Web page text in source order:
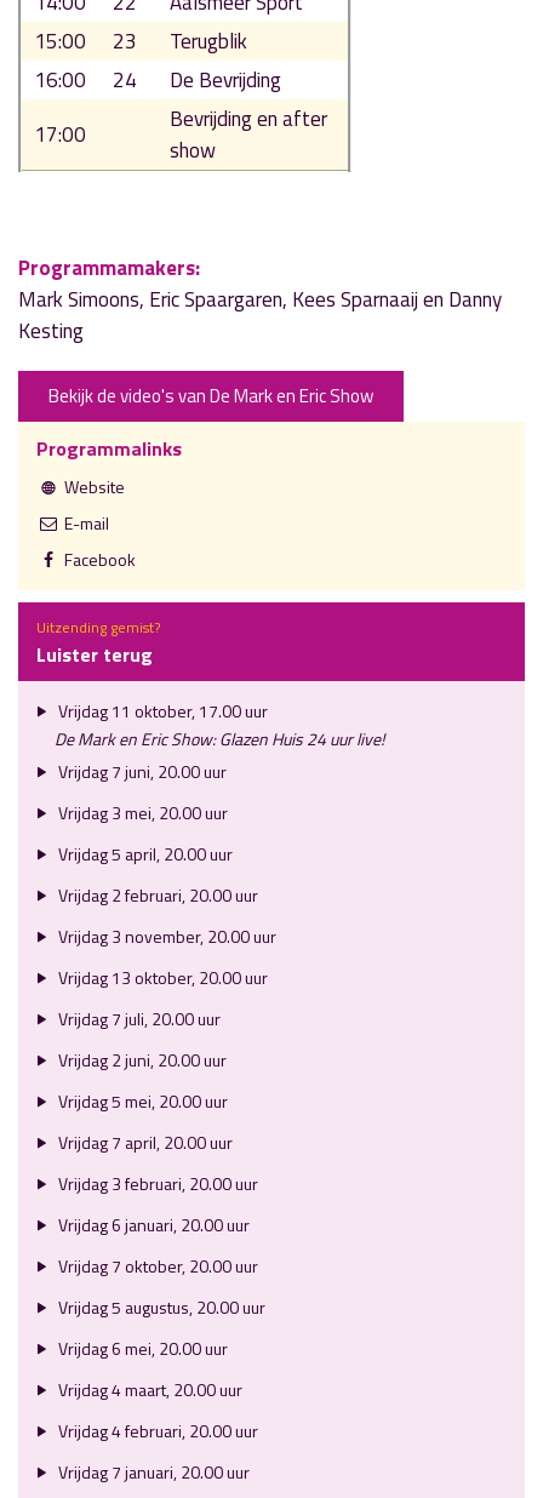
15:00
23
Terugblik
16:00
24
De Bevrijding
17:00
Bevrijding en after
show
Programmamakers:
Mark Simoons, Eric Spaargaren, Kees Sparnaaij en Danny
Kesting
Bekijk de video's van De Mark en Eric Show
Programmalinks
Website
E-mail
Facebook
Uitzending gemist?
Luister terug
Vrijdag 11 oktober, 17.00 uur
De Mark en Eric Show: Glazen Huis 24 uur live!
Vrijdag 7 juni, 20.00 uur
Vrijdag 3 mei, 20.00 uur
Vrijdag 5 april, 20.00 uur
Vrijdag 2 februari, 20.00 uur
Vrijdag 3 november, 20.00 uur
Vrijdag 13 oktober, 20.00 uur
Vrijdag 7 juli, 20.00 uur
Vrijdag 2 juni, 20.00 uur
Vrijdag 5 mei, 20.00 uur
Vrijdag 7 april, 20.00 uur
Vrijdag 3 februari, 20.00 uur
Vrijdag 6 januari, 20.00 uur
Vrijdag 7 oktober, 20.00 uur
Vrijdag 5 augustus, 20.00 uur
Vrijdag 6 mei, 20.00 uur
Vrijdag 4 maart, 20.00 uur
Vrijdag 4 februari, 20.00 uur
Vrijdag 7 januari, 20.00 uur